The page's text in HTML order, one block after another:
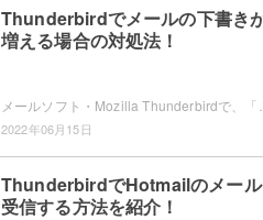
Thunderbirdでメールの下書き
増える場合の対処法！
2022年06月15日
ThunderbirdでHotmailのメー
受信する方法を紹介！